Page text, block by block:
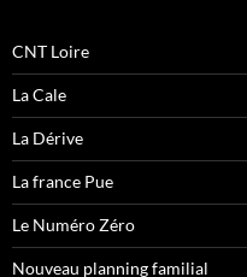
CNT Loire
La Cale
La Dérive
La france Pue
Le Numéro Zéro
Nouveau planning familial